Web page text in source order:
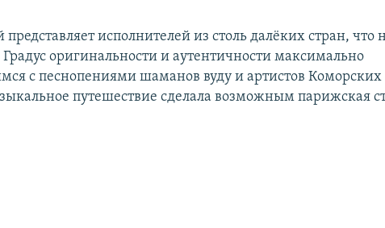
исполнителей из столь далёких стран, что
оригинальности и аутентичности максимально
с песнопениями шаманов вуду и артистов Коморских
путешествие сделала возможным парижская